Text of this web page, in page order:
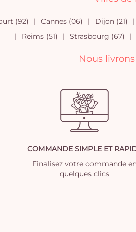
(92) Cannes (06) Dijon (21)
Reims (51)
Strasbourg (67)
Nous
COMMANDE SIMPLE ET
Finalisez votre commande
quelques clics